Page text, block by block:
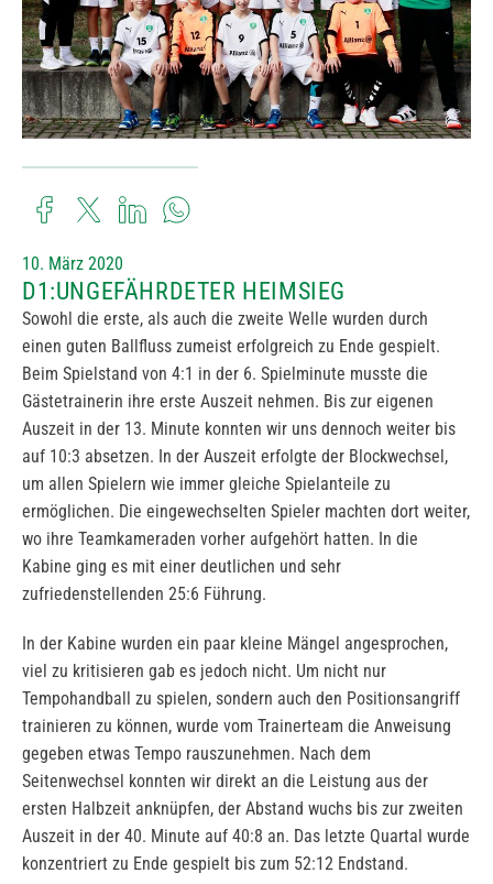
10. März 2020
D1:UNGEFÄHRDETER HEIMSIEG
Sowohl die erste, als auch die zweite Welle wurden durch
einen guten Ballfluss zumeist erfolgreich zu Ende gespielt.
Beim Spielstand von 4:1 in der 6. Spielminute musste die
Gästetrainerin ihre erste Auszeit nehmen. Bis zur eigenen
Auszeit in der 13. Minute konnten wir uns dennoch weiter bis
auf 10:3 absetzen. In der Auszeit erfolgte der Blockwechsel,
um allen Spielern wie immer gleiche Spielanteile zu
ermöglichen. Die eingewechselten Spieler machten dort weiter,
wo ihre Teamkameraden vorher aufgehört hatten. In die
Kabine ging es mit einer deutlichen und sehr
zufriedenstellenden 25:6 Führung.
In der Kabine wurden ein paar kleine Mängel angesprochen,
viel zu kritisieren gab es jedoch nicht. Um nicht nur
Tempohandball zu spielen, sondern auch den Positionsangriff
trainieren zu können, wurde vom Trainerteam die Anweisung
gegeben etwas Tempo rauszunehmen. Nach dem
Seitenwechsel konnten wir direkt an die Leistung aus der
ersten Halbzeit anknüpfen, der Abstand wuchs bis zur zweiten
Auszeit in der 40. Minute auf 40:8 an. Das letzte Quartal wurde
konzentriert zu Ende gespielt bis zum 52:12 Endstand.